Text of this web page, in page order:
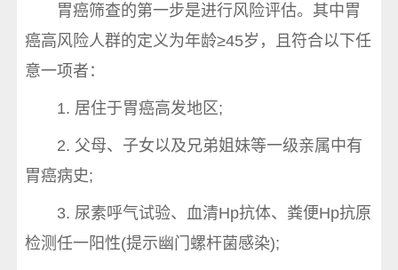
胃癌筛查的第一步是进行风险评估。其中胃
癌高风险人群的定义为年龄≥45岁，且符合以下任
意一项者：
1. 居住于胃癌高发地区;
2. 父母、子女以及兄弟姐妹等一级亲属中有
胃癌病史;
3. 尿素呼气试验、血清Hp抗体、粪便Hp抗原
检测任一阳性(提示幽门螺杆菌感染);